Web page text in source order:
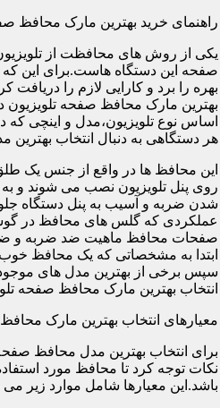
راهنمای خرید بهترین مارک محافظ
یکی از روش های محافظت از
صفحه این دستگاه هاست.برای این که
بهره را برد و کارایی لازم را دریافت
بهترین مارک محافظ صفحه تلویزیون
اساس نوع تلویزیون،مدل و اینچی که
هر دستگاهی به دنبال انتخاب
این محافظ ها در واقع از جنس یک
روی پنل تلویزیون نصب می شوند و به
شدن ضربه و آسیب به پنل دستگاه
عملکردی که گلس های محافظ در
صفحات محافظ ماهیت ضد ضربه و
ابتدا به مشخصاتی که یک محافظ خوب
سپس برخی از بهترین مدل های
انتخاب بهترین مارک محافظ صفحه
معیارهای انتخاب بهترین مارک
برای انتخاب بهترین مدل محافظ
نکات توجه کرد تا محافظ مورد
باشد.این معیارها شامل موارد زیر